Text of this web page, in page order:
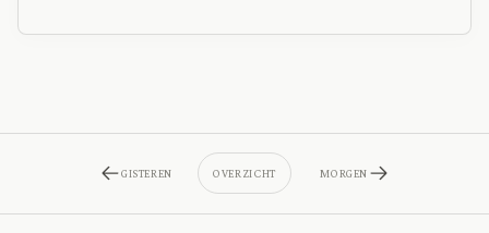
GISTEREN OVERZICHT MORGEN